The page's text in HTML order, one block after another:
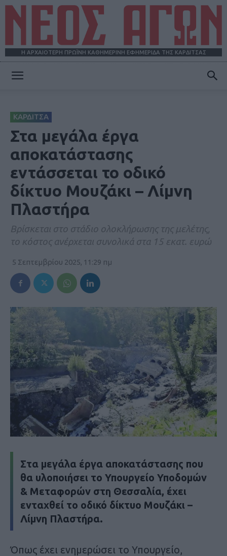
Η ΑΡΧΑΙΟΤΕΡΗ ΠΡΩΪΝΗ ΚΑΘΗΜΕΡΙΝΗ ΕΦΗΜΕΡΙΔΑ ΤΗΣ ΚΑΡΔΙΤΣΑΣ
ΚΑΡΔΙΤΣΑ
Στα μεγάλα έργα
αποκατάστασης
εντάσσεται το οδικό
δίκτυο Μουζάκι – Λίμνη
Πλαστήρα
Βρίσκεται στο στάδιο ολοκλήρωσης της μελέτης,
το κόστος ανέρχεται συνολικά στα 15 εκατ. ευρώ
5 Σεπτεμβρίου 2025, 11:29 πμ
Στα μεγάλα έργα αποκατάστασης που
θα υλοποιήσει το Υπουργείο Υποδομών
& Μεταφορών στη Θεσσαλία, έχει
ενταχθεί το οδικό δίκτυο Μουζάκι –
Λίμνη Πλαστήρα.
Όπως έχει ενημερώσει το Υπουργείο,